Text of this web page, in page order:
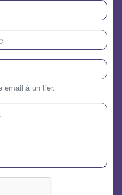
email à un tier.